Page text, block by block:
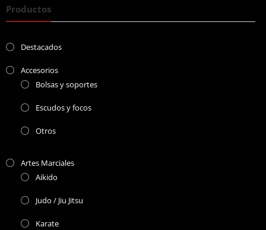
Productos
Destacados
Accesorios
Bolsas y soportes
Escudos y focos
Otros
Artes Marciales
Aikido
Judo / Jiu Jitsu
Karate